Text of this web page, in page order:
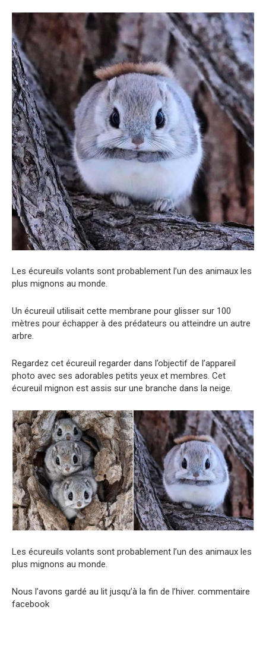
Les écureuils volants sont probablement l’un des animaux les
plus mignons au monde.
Un écureuil utilisait cette membrane pour glisser sur 100
mètres pour échapper à des prédateurs ou atteindre un autre
arbre.
Regardez cet écureuil regarder dans l’objectif de l’appareil
photo avec ses adorables petits yeux et membres. Cet
écureuil mignon est assis sur une branche dans la neige.
Les écureuils volants sont probablement l’un des animaux les
plus mignons au monde.
Nous l’avons gardé au lit jusqu’à la fin de l’hiver. commentaire
facebook